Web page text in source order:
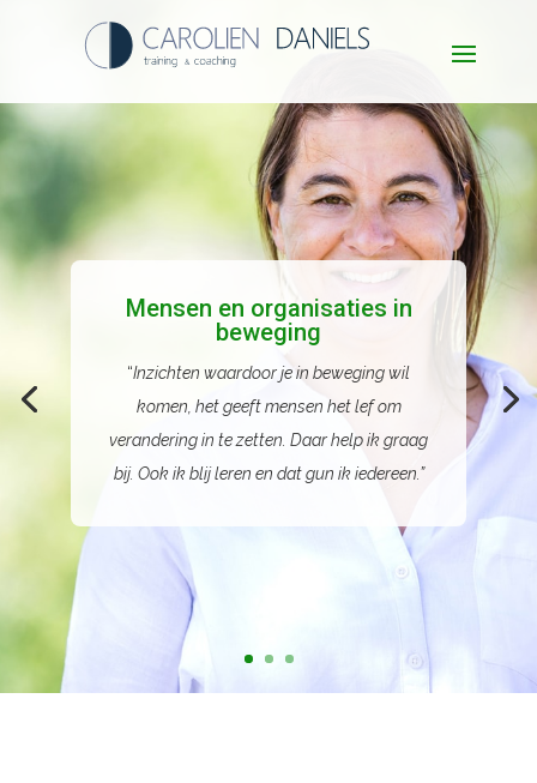
Mensen en organisaties in
beweging
“Inzichten waardoor je in beweging wil
komen, het geeft mensen het lef om
verandering in te zetten. Daar help ik graag
bij. Ook ik blij leren en dat gun ik iedereen.”